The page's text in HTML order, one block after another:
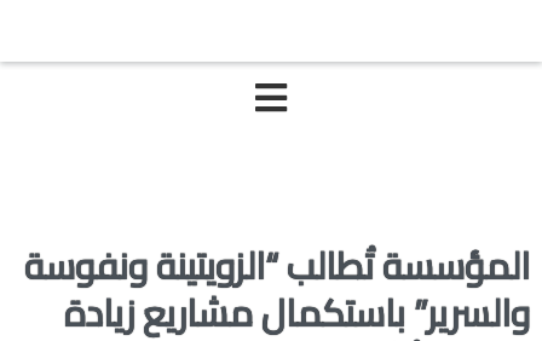
المؤسسة تُطالب “الزويتينة ونفوسة
والسرير” باستكمال مشاريع زيادة